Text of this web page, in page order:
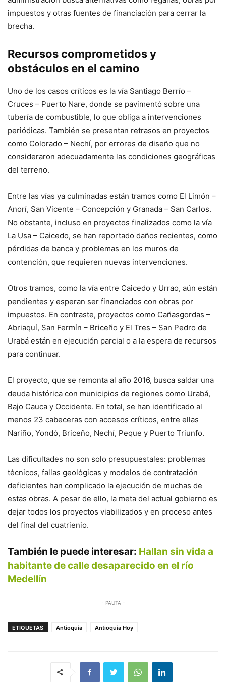
impuestos y otras fuentes de financiación para cerrar la
brecha.
Recursos comprometidos y
obstáculos en el camino
Uno de los casos críticos es la vía Santiago Berrío –
Cruces – Puerto Nare, donde se pavimentó sobre una
tubería de combustible, lo que obliga a intervenciones
periódicas. También se presentan retrasos en proyectos
como Colorado – Nechí, por errores de diseño que no
consideraron adecuadamente las condiciones geográficas
del terreno.
Entre las vías ya culminadas están tramos como El Limón –
Anorí, San Vicente – Concepción y Granada – San Carlos.
No obstante, incluso en proyectos finalizados como la vía
La Usa – Caicedo, se han reportado daños recientes, como
pérdidas de banca y problemas en los muros de
contención, que requieren nuevas intervenciones.
Otros tramos, como la vía entre Caicedo y Urrao, aún están
pendientes y esperan ser financiados con obras por
impuestos. En contraste, proyectos como Cañasgordas –
Abriaquí, San Fermín – Briceño y El Tres – San Pedro de
Urabá están en ejecución parcial o a la espera de recursos
para continuar.
El proyecto, que se remonta al año 2016, busca saldar una
deuda histórica con municipios de regiones como Urabá,
Bajo Cauca y Occidente. En total, se han identificado al
menos 23 cabeceras con accesos críticos, entre ellas
Nariño, Yondó, Briceño, Nechí, Peque y Puerto Triunfo.
Las dificultades no son solo presupuestales: problemas
técnicos, fallas geológicas y modelos de contratación
deficientes han complicado la ejecución de muchas de
estas obras. A pesar de ello, la meta del actual gobierno es
dejar todos los proyectos viabilizados y en proceso antes
del final del cuatrienio.
También le puede interesar: Hallan sin vida a
habitante de calle desaparecido en el río
Medellín
- PAUTA -
ETIQUETAS Antioquia Antioquia Hoy